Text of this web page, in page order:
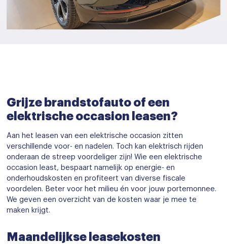
Grijze brandstofauto of een
elektrische occasion leasen?
Aan het leasen van een elektrische occasion zitten
verschillende voor- en nadelen. Toch kan elektrisch rijden
onderaan de streep voordeliger zijn! Wie een elektrische
occasion least, bespaart namelijk op energie- en
onderhoudskosten en profiteert van diverse fiscale
voordelen. Beter voor het milieu én voor jouw portemonnee.
We geven een overzicht van de kosten waar je mee te
maken krijgt.
Maandelijkse leasekosten